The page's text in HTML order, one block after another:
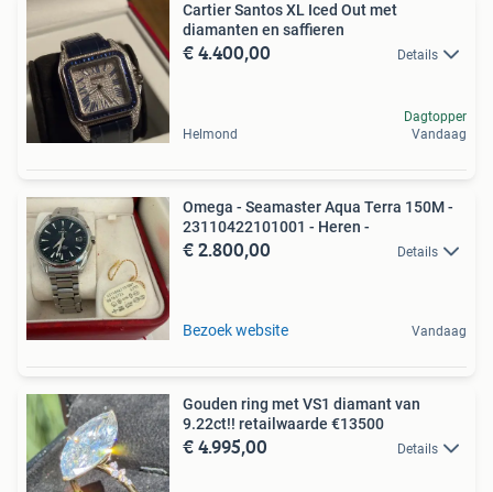
Cartier Santos XL Iced Out met
diamanten en saffieren
€ 4.400,00 Details
Helmond
Dagtopper
Vandaag
Omega - Seamaster Aqua Terra 150M -
23110422101001 - Heren -
€ 2.800,00 Details
Bezoek website Vandaag
Gouden ring met VS1 diamant van
9.22ct!! retailwaarde €13500
€ 4.995,00 Details